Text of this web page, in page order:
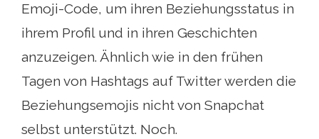
Emoji-Code, um ihren Beziehungsstatus in
ihrem Profil und in ihren Geschichten
anzuzeigen. Ähnlich wie in den frühen
Tagen von Hashtags auf Twitter werden die
Beziehungsemojis nicht von Snapchat
selbst unterstützt. Noch.